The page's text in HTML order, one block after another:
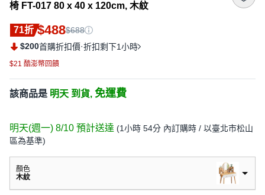
椅 FT-017 80 x 40 x 120cm, 木紋
71折 $488$688
$200首購折扣價·折扣剩下1小時
$21 酷澎幣回饋
該商品是 明天 到貨, 免運費
明天(週一) 8/10 預計送達 (1小時 54分 內訂購時 / 以臺北市松山
區為基準)
顏色
木紋